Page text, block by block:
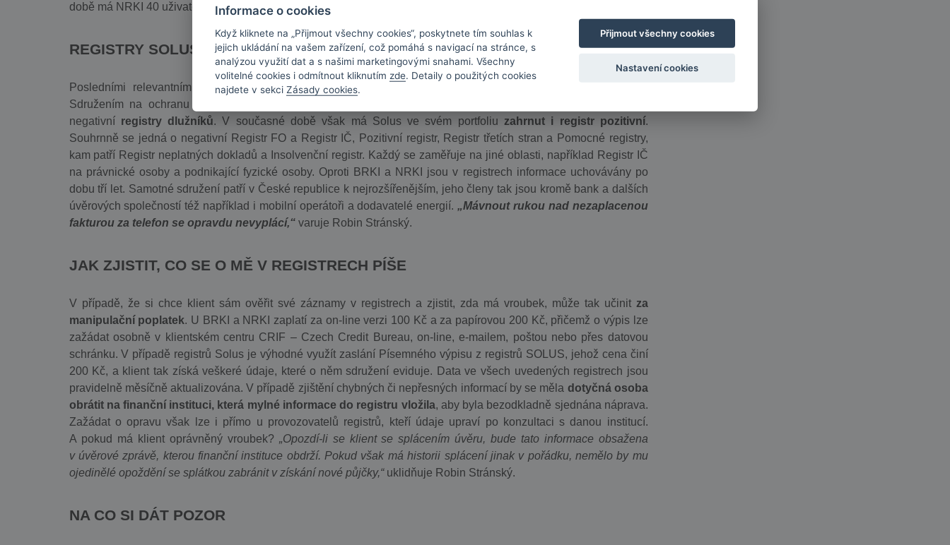
době má NRKI 40 uživatelů.
REGISTRY SOLUS
Posledními relevantními registry jsou ty provozované zájmovým sdružením právnických osob Solus, neboli
Sdružením na ochranu leasingu a úvěrů spotřebitelům. Jak již bylo řečeno výše, dříve se jednalo pouze o
negativní registry dlužníků. V současné době však má Solus ve svém portfoliu zahrnut i registr pozitivní.
Souhrnně se jedná o negativní Registr FO a Registr IČ, Pozitivní registr, Registr třetích stran a Pomocné registry,
kam patří Registr neplatných dokladů a Insolvenční registr. Každý se zaměřuje na jiné oblasti, například Registr IČ
na právnické osoby a podnikající fyzické osoby. Oproti BRKI a NRKI jsou v registrech informace uchovávány po
dobu tří let. Samotné sdružení patří v České republice k nejrozšířenějším, jeho členy tak jsou kromě bank a dalších
úvěrových společností též například i mobilní operátoři a dodavatelé energií. „Mávnout rukou nad nezaplacenou
fakturou za telefon se opravdu nevyplácí,“varuje Robin Stránský.
JAK ZJISTIT, CO SE O MĚ V REGISTRECH PÍŠE
V případě, že si chce klient sám ověřit své záznamy v registrech a zjistit, zda má vroubek, může tak učinit za
manipulační poplatek. U BRKI a NRKI zaplatí za on-line verzi 100 Kč a za papírovou 200 Kč, přičemž o výpis lze
zažádat osobně v klientském centru CRIF – Czech Credit Bureau, on-line, e-mailem, poštou nebo přes datovou
schránku. V případě registrů Solus je výhodné využít zaslání Písemného výpisu z registrů SOLUS, jehož cena činí
200 Kč, a klient tak získá veškeré údaje, které o něm sdružení eviduje. Data ve všech uvedených registrech jsou
pravidelně měsíčně aktualizována. V případě zjištění chybných či nepřesných informací by se měla dotyčná osoba
obrátit na finanční instituci, která mylné informace do registru vložila, aby byla bezodkladně sjednána náprava.
Zažádat o opravu však lze i přímo u provozovatelů registrů, kteří údaje upraví po konzultaci s danou institucí.
A pokud má klient oprávněný vroubek? „Opozdí-li se klient se splácením úvěru, bude tato informace obsažena
v úvěrové zprávě, kterou finanční instituce obdrží. Pokud však má historii splácení jinak v pořádku, nemělo by mu
ojedinělé opoždění se splátkou zabránit v získání nové půjčky,“uklidňuje Robin Stránský.
NA CO SI DÁT POZOR
Informace o cookies
Když kliknete na „Přijmout všechny cookies“, poskytnete tím souhlas k
jejich ukládání na vašem zařízení, což pomáhá s navigací na stránce, s
analýzou využití dat a s našimi marketingovými snahami. Všechny
volitelné cookies i odmítnout kliknutím zde. Detaily o použitých cookies
najdete v sekci Zásady cookies.
Přijmout všechny cookies
Nastavení cookies